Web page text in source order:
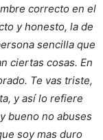
correcto en el
y honesto, la de
sencilla que
ciertas cosas. En
Te vas triste,
y así lo refiere
bueno no abuses
soy mas duro